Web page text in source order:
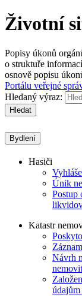
Životní
Popisy úkonů
o struktuře
osnově popisu
Portálu veřejné
Hledaný výraz:
Hledat
Bydlení
Hasiči
Únik
Postup
Katastr
Návrh